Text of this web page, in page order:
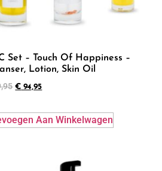
Set – Touch Of Happiness –
Lotion, Skin Oil
€ 94,95
Aan Winkelwagen